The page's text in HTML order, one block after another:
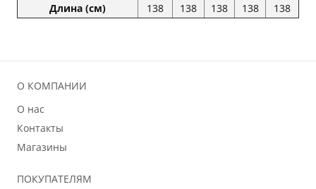
Длина (см)
138 138 138 138 138
О КОМПАНИИ
О нас
Контакты
Магазины
ПОКУПАТЕЛЯМ